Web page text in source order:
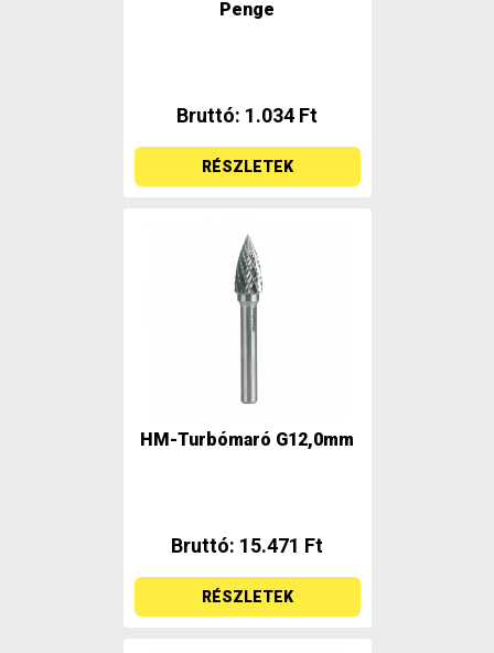
Penge
Bruttó: 1.034 Ft
RÉSZLETEK
HM-Turbómaró G12,0mm
Bruttó: 15.471 Ft
RÉSZLETEK